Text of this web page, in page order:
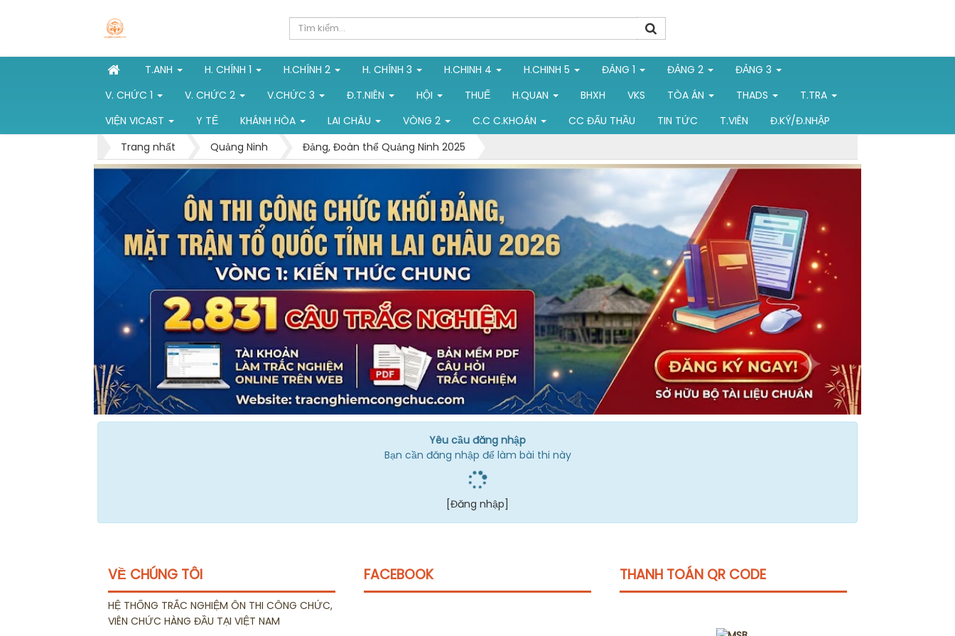
T.ANH H. CHÍNH 1 H.CHÍNH 2 H. CHÍNH 3 H.CHINH 4 H.CHINH 5 ĐẢNG 1 ĐẢNG 2
ĐẢNG 3
V. CHỨC 1
V. CHỨC 2 V.CHỨC 3 Đ.T.NIÊN HỘI THUẾ H.QUAN BHXH VKS TÒA ÁN THADS
T.TRA
VIỆN VICAST
Y TẾ KHÁNH HÒA LAI CHÂU VÒNG 2 C.C C.KHOÁN CC ĐẤU THẦU TIN TỨC T.VIÊN
Đ.KÝ/Đ.NHẬP
Trang nhất
Quảng Ninh Đảng, Đoàn thể Quảng Ninh 2025
Yêu cầu đăng nhập
Bạn cần đăng nhập để làm bài thi này
[Đăng nhập]
VỀ CHÚNG TÔI
HỆ THỐNG TRẮC NGHIỆM ÔN THI CÔNG CHỨC,
VIÊN CHỨC HÀNG ĐẦU TẠI VIỆT NAM
FACEBOOK THANH TOÁN QR CODE